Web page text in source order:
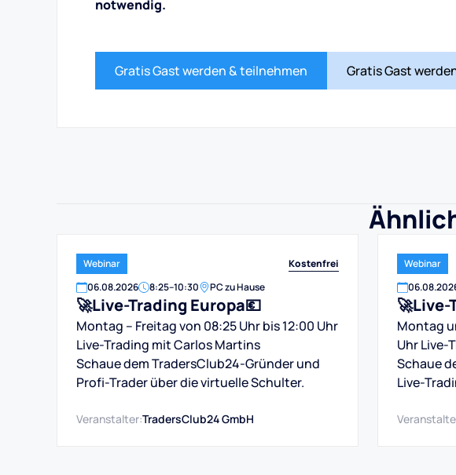
notwendig.
Gratis Gast werden & teilnehmen Gratis Gast
Webinar
Kostenfrei
06.08.2026 8:25–10:30 PC zu Hause
🚀Live-Trading Europa💶
Montag – Freitag von 08:25 Uhr bis 12:00 Uhr
Live-Trading mit Carlos Martins
Schaue dem TradersClub24-Gründer und
Profi-Trader über die virtuelle Schulter.
Veranstalter:TradersClub24 GmbH
Webinar
06.08.
🚀Live-
Montag
Uhr Live-
Schaue
Live-